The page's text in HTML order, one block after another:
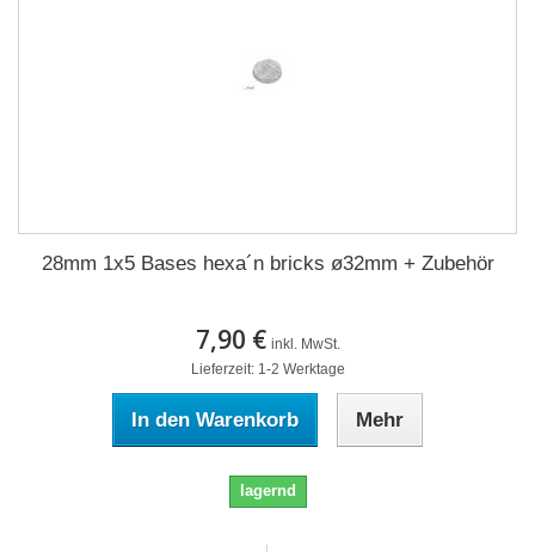
28mm 1x5 Bases hexa´n bricks ø32mm + Zubehör
7,90 € inkl. MwSt.
Lieferzeit: 1-2 Werktage
In den Warenkorb Mehr
lagernd